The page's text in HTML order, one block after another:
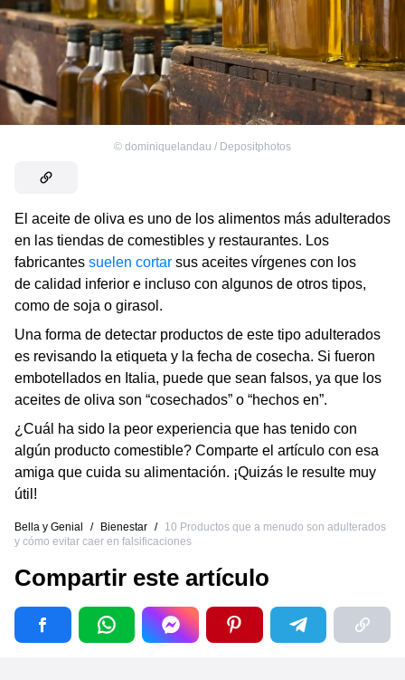
© dominiquelandau / Depositphotos
El aceite de oliva es uno de los alimentos más adulterados
en las tiendas de comestibles y restaurantes. Los
fabricantes suelen cortar sus aceites vírgenes con los
de calidad inferior e incluso con algunos de otros tipos,
como de soja o girasol.
Una forma de detectar productos de este tipo adulterados
es revisando la etiqueta y la fecha de cosecha. Si fueron
embotellados en Italia, puede que sean falsos, ya que los
aceites de oliva son “cosechados” o “hechos en”.
¿Cuál ha sido la peor experiencia que has tenido con
algún producto comestible? Comparte el artículo con esa
amiga que cuida su alimentación. ¡Quizás le resulte muy
útil!
Bella y Genial / Bienestar /
10 Productos que a menudo son adulterados
y cómo evitar caer en falsificaciones
Compartir este artículo